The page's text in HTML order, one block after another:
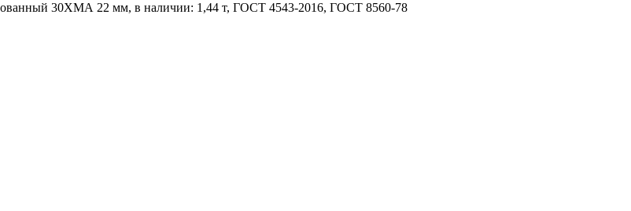
30ХМА 22 мм, в наличии: 1,44 т, ГОСТ 4543-2016, ГОСТ 8560-78